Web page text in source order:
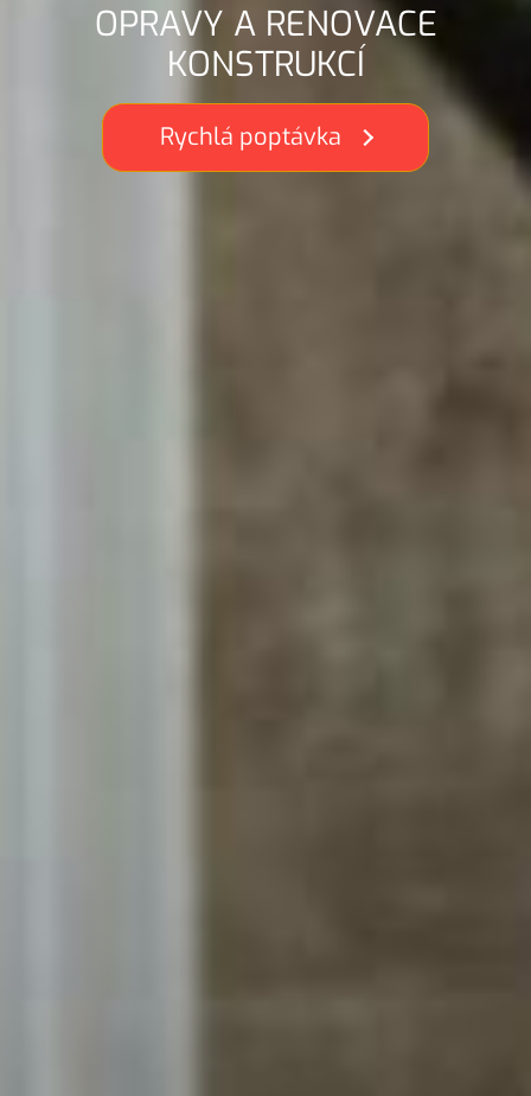
OPRAVY A RENOVACE
KONSTRUKCÍ
Rychlá poptávka